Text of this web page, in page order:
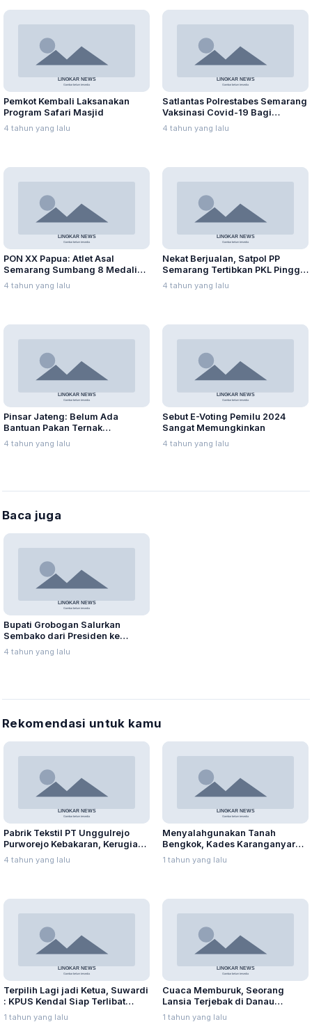
Pemkot Kembali Laksanakan
Program Safari Masjid
4 tahun yang lalu
Satlantas Polrestabes Semarang
Vaksinasi Covid-19 Bagi
Pemohon SIM
4 tahun yang lalu
PON XX Papua: Atlet Asal
Semarang Sumbang 8 Medali
hingga Hari Ke-4
4 tahun yang lalu
Nekat Berjualan, Satpol PP
Semarang Tertibkan PKL Pinggir
Jalan Simongan
4 tahun yang lalu
Pinsar Jateng: Belum Ada
Bantuan Pakan Ternak
Bersubsidi dari Pemerintah
4 tahun yang lalu
Sebut E-Voting Pemilu 2024
Sangat Memungkinkan
4 tahun yang lalu
Baca juga
Bupati Grobogan Salurkan
Sembako dari Presiden ke
Warga Terdampak Covid-19
4 tahun yang lalu
Rekomendasi untuk kamu
Pabrik Tekstil PT Unggulrejo
Purworejo Kebakaran, Kerugian
Capai Puluhan Juta Rupiah
4 tahun yang lalu
Menyalahgunakan Tanah
Bengkok, Kades Karanganyar
Ditangkap Kejari
1 tahun yang lalu
Terpilih Lagi jadi Ketua, Suwardi
: KPUS Kendal Siap Terlibat
Suplai Telur untuk MBG
1 tahun yang lalu
Cuaca Memburuk, Seorang
Lansia Terjebak di Danau
Rawapening Saat Mencari
Enceng Gondok
1 tahun yang lalu